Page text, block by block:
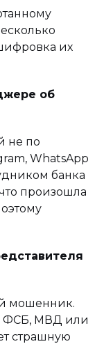
их
об
не по
WhatsApp
банка
произошла
мошенник.
ФСБ, МВД или
страшную